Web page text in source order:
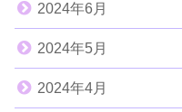
2024年6月
2024年5月
2024年4月